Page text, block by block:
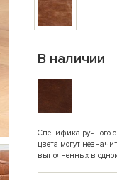
В наличии
Специфика ручного
цвета могут
выполненных в